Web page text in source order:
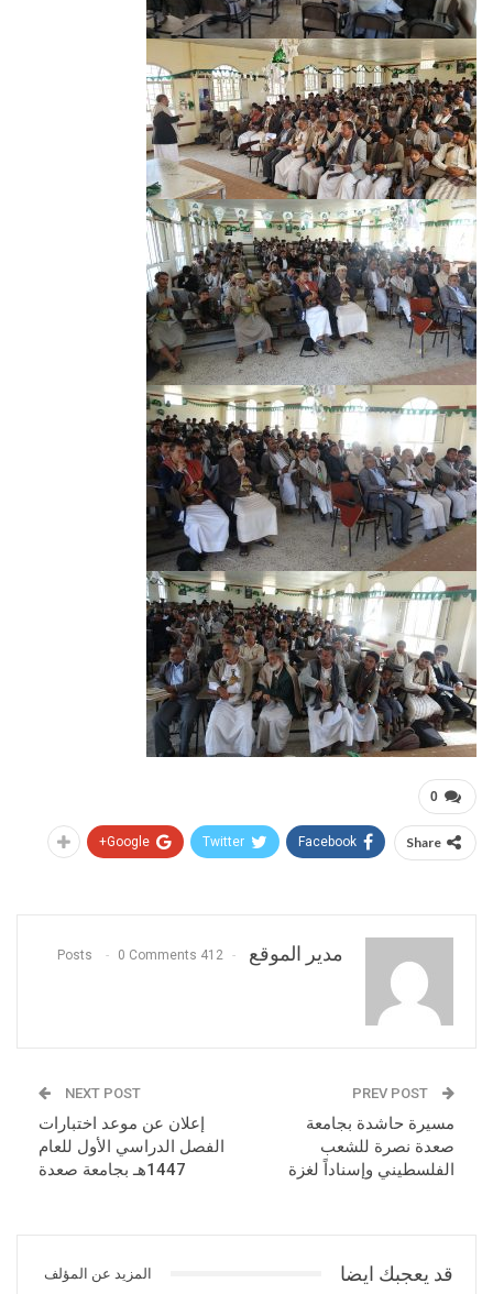
0
Share
Facebook
Twitter
Google+
مدير الموقع 412 Posts
0 Comments
مسيرة حاشدة بجامعة
صعدة نصرة للشعب
الفلسطيني وإسناداً لغزة
NEXT POST
إعلان عن موعد اختبارات
الفصل الدراسي الأول للعام
1447هـ بجامعة صعدة
قد يعجبك ايضا المزيد عن المؤلف